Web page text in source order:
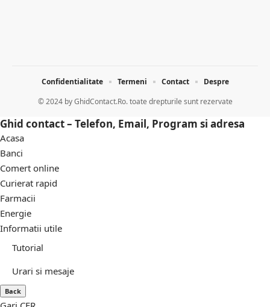
© 2024 byGhidContact.Ro. toate drepturile sunt rezervate
Confidentialitate Termeni Contact Despre
Ghid contact – Telefon, Email, Program si adresa
Acasa
Banci
Comert online
Curierat rapid
Farmacii
Energie
Informatii utile
Tutorial
Urari si mesaje
Back